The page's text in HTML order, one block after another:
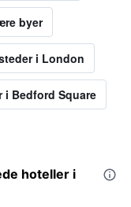
byer
i London
Bedford Square
hoteller i